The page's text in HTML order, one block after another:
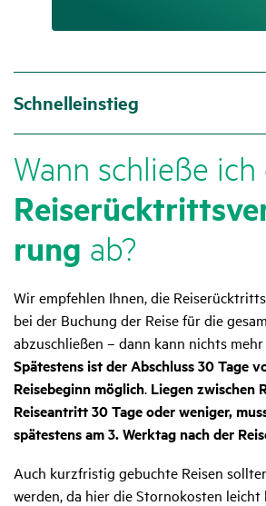
Schnelleinstieg
Wann schließe ich
rung ab?
Wir empfehlen Ihnen, die
bei der Buchung der Reise für die
abzuschließen – dann kann nichts
Spätestens ist der Abschluss 30 Tage
Reisebeginn möglich. Liegen zwischen
Reiseantritt 30 Tage oder weniger,
spätestens am 3. Werktag nach der
Auch kurzfristig gebuchte Reisen
werden, da hier die Stornokosten leicht